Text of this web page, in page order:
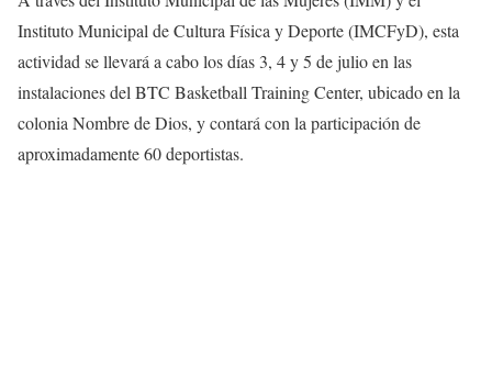
Instituto Municipal de Cultura Física y Deporte (IMCFyD), esta
actividad se llevará a cabo los días 3, 4 y 5 de julio en las
instalaciones del BTC Basketball Training Center, ubicado en la
colonia Nombre de Dios, y contará con la participación de
aproximadamente 60 deportistas.